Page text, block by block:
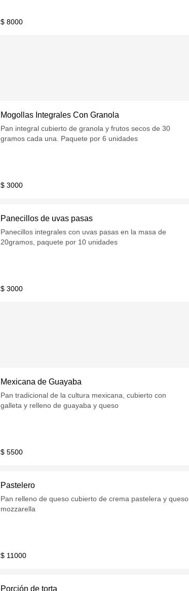
$ 8000
Mogollas Integrales Con Granola
Pan integral cubierto de granola y frutos secos de 30
gramos cada una. Paquete por 6 unidades
$ 3000
Panecillos de uvas pasas
Panecillos integrales con uvas pasas en la masa de
20gramos, paquete por 10 unidades
$ 3000
Mexicana de Guayaba
Pan tradicional de la cultura mexicana, cubierto con
galleta y relleno de guayaba y queso
$ 5500
Pastelero
Pan relleno de queso cubierto de crema pastelera y queso
mozzarella
$ 11000
Porción de torta